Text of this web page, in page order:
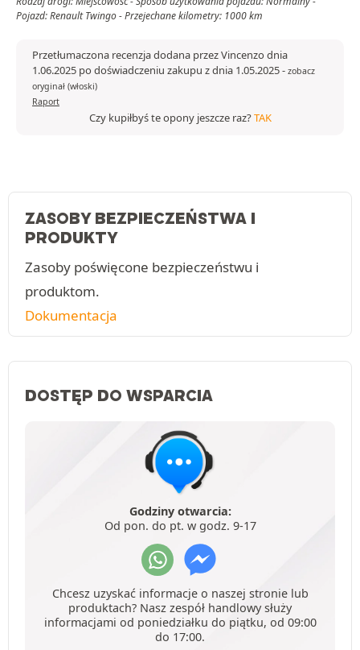
Pojazd: Renault Twingo - Przejechane kilometry: 1000 km
Przetłumaczona recenzja dodana przez Vincenzo dnia
1.06.2025 po doświadczeniu zakupu z dnia 1.05.2025- zobacz
oryginał (włoski)
Raport
Czy kupiłbyś te opony jeszcze raz?TAK
ZASOBY BEZPIECZEŃSTWA I
PRODUKTY
Zasoby poświęcone bezpieczeństwu i
produktom.
Dokumentacja
DOSTĘP DO WSPARCIA
Godziny otwarcia:
Od pon. do pt. w godz. 9-17
Chcesz uzyskać informacje o naszej stronie lub
produktach? Nasz zespół handlowy służy
informacjami od poniedziałku do piątku, od 09:00
do 17:00.